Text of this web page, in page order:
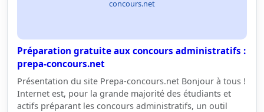
concours.net
Préparation gratuite aux concours administratifs :
prepa-concours.net
Présentation du site Prepa-concours.net Bonjour à tous !
Internet est, pour la grande majorité des étudiants et
actifs préparant les concours administratifs, un outil